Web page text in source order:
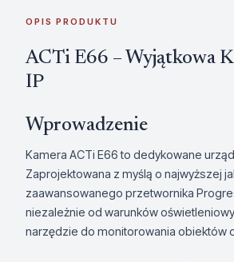
OPIS PRODUKTU
ACTi E66 – Wyjątkowa
IP
Wprowadzenie
Kamera ACTi E66 to dedykowane
Zaprojektowana z myślą o najwyższej
zaawansowanego przetwornika
niezależnie od warunków
narzędzie do monitorowania obiektów